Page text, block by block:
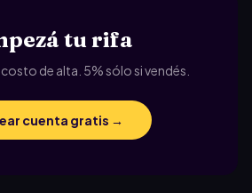
tu rifa
de alta. 5% sólo si vendés.
cuenta gratis →